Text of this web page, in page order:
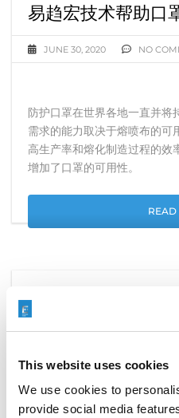
This website uses cookies
We use cookies to
provide social media
易趋宏技术帮助口
JUNE 30, 2020 NO
防护口罩在世界各地一直并将
需求的能力取决于熔喷布的可
高生产率和熔化制造过程的效
增加了口罩的可用性。
READ
EXTRUDE HONE
MEDICAL BEDS
JUNE 16, 2020
NO
MACHINING PROCESS,